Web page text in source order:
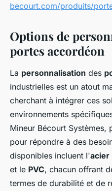
becourt.com/produits/
Options de
portes accordéon
La personnalisation des
industrielles est un atout
cherchant à intégrer ces
environnements
Mineur Bécourt
pour répondre à des
disponibles incluent l'acier
et le PVC, chacun offrant
termes de durabilité et de